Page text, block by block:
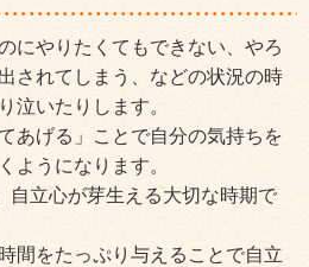
にやりたくてもできない、やろ
されてしまう、などの状況の時
泣いたりします。
あげる」ことで自分の気持ちを
ようになります。
自立心が芽生える大切な時期で
間をたっぷり与えることで自立